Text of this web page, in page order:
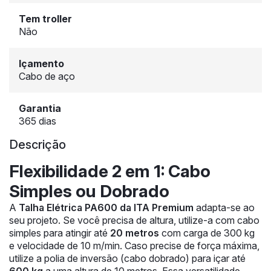
Tem troller
Não
Içamento
Cabo de aço
Garantia
365 dias
Descrição
Flexibilidade 2 em 1: Cabo
Simples ou Dobrado
A Talha Elétrica PA600 da ITA Premium adapta-se ao
seu projeto. Se você precisa de altura, utilize-a com cabo
simples para atingir até 20 metros com carga de 300 kg
e velocidade de 10 m/min. Caso precise de força máxima,
utilize a polia de inversão (cabo dobrado) para içar até